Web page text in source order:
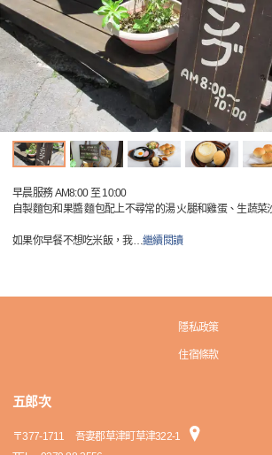
早晨服務 AM8:00 至 10:00
自製麵包和果醬 麵包配上不尋常的湯 火腿和雞蛋、生蔬菜
如果你早餐不想吃米飯，我…繼續閱讀
隱私政策
住宿條款
五郎次
〒377-1711
吾妻郡草津町草津322-1